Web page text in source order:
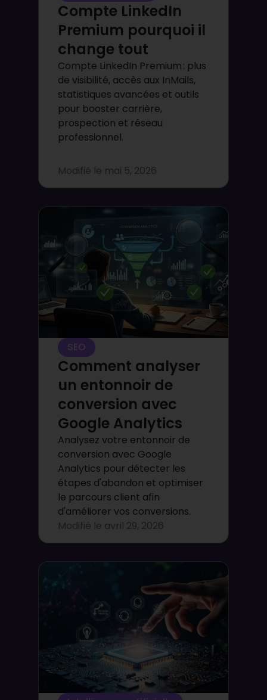
Compte LinkedIn
Premium pourquoi il
change tout
Compte LinkedIn Premium : plus
de visibilité, accès aux InMails,
statistiques avancées et outils
pour booster carrière,
prospection et réseau
professionnel.
Modifié le mai 5, 2026
SEO
Comment analyser
un entonnoir de
conversion avec
Google Analytics
Analysez votre entonnoir de
conversion avec Google
Analytics pour détecter les
étapes d'abandon et optimiser
le parcours client afin
d'améliorer vos conversions.
Modifié le avril 29, 2026